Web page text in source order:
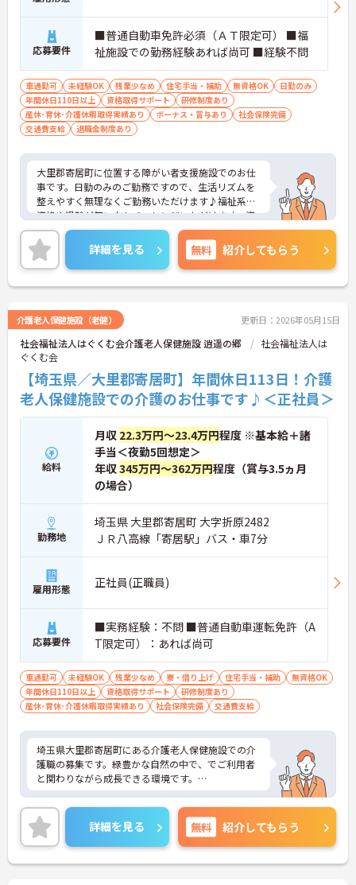
応募要件
■普通自動車免許必須（ＡＴ限定可） ■福
祉施設での勤務経験あれば尚可 ■経験不問
車通勤可 未経験OK 残業少なめ 住宅手当・補助 無資格OK
日勤のみ
年間休日110日以上
資格取得サポート
研修制度あり
産休･育休･介護休暇取得実績あり
ボーナス・賞与あり
社会保険完備
交通費支給
退職金制度あり
大里郡寄居町に位置する障がい者支援施設でのお仕
事です。日勤のみのご勤務ですので、生活リズムを
整えやすく無理なくご勤務いただけます♪福祉系の
資格や経験が無い方もチャレンジいただけます。資
格取得支援もあり働きながらスキルアップも目指せ
る環境です。ご興味のある方には、面接対策ポイン
トなど、さらに詳細をお話しいたしますのでお気軽
にご相談ください！
詳細を見る 無料 紹介してもらう
介護老人保健施設（老健） 更新日：2026年05月15日
社会福祉法人はぐくむ会介護老人保健施設 逍遥の郷
社会福祉法人は
ぐくむ会
【埼玉県／大里郡寄居町】年間休日113日！介護
老人保健施設での介護のお仕事です♪＜正社員＞
給料
月収 22.3万円～23.4万円程度 ※基本給＋諸
手当＜夜勤5回想定＞
年収345万円～362万円程度（賞与3.5ヵ月
の場合）
勤務地
埼玉県 大里郡寄居町 大字折原2482
ＪＲ八高線「寄居駅」バス・車7分
雇用形態 正社員(正職員)
応募要件
■実務経験：不問 ■普通自動車運転免許（A
T限定可）：あれば尚可
車通勤可 未経験OK 残業少なめ 寮・借り上げ 住宅手当・補助
無資格OK
年間休日110日以上
資格取得サポート
研修制度あり
産休･育休･介護休暇取得実績あり
社会保険完備 交通費支給
埼玉県大里郡寄居町にある介護老人保健施設での介
護職の募集です。緑豊かな自然の中で、でご利用者
と関わりながら成長できる環境です。
残業が少なめなので、ワークライフバランスを整え
ながら就業ができます。実務に不安がある方でも、
指導体制が整っているので、安心して働くことがで
きます。
詳細を見る 無料 紹介してもらう